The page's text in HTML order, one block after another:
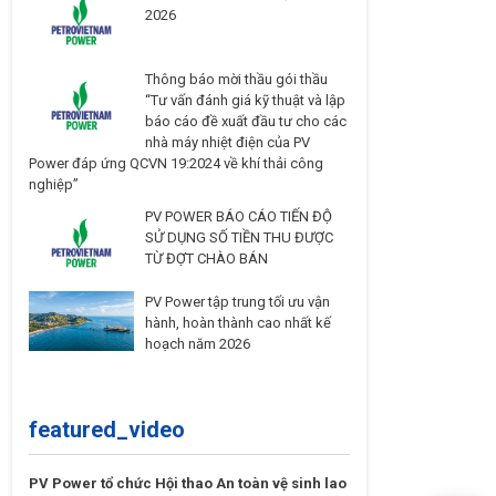
2026
Thông báo mời thầu gói thầu
“Tư vấn đánh giá kỹ thuật và lập
báo cáo đề xuất đầu tư cho các
nhà máy nhiệt điện của PV
Power đáp ứng QCVN 19:2024 về khí thải công
nghiệp”
PV POWER BÁO CÁO TIẾN ĐỘ
SỬ DỤNG SỐ TIỀN THU ĐƯỢC
TỪ ĐỢT CHÀO BÁN
PV Power tập trung tối ưu vận
hành, hoàn thành cao nhất kế
hoạch năm 2026
featured_video
PV Power tổ chức Hội thao An toàn vệ sinh lao